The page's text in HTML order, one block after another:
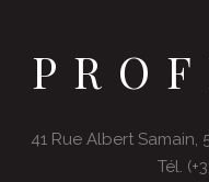
41 Rue Albert Samain,
Tél.